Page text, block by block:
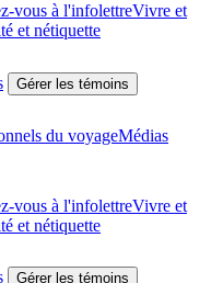
vous à l'infolettreVivre et
et nétiquette
Gérer les témoins
du voyageMédias
vous à l'infolettreVivre et
et nétiquette
Gérer les témoins